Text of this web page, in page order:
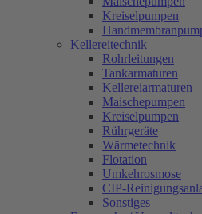
Kreiselpumpen
Kellereitechnik
Rohrleitungen
Tankarmaturen
Kellereiarmaturen
Maischepumpen
Kreiselpumpen
Rührgeräte
Wärmetechnik
Flotation
Umkehrosmose
CIP-
Sonstiges